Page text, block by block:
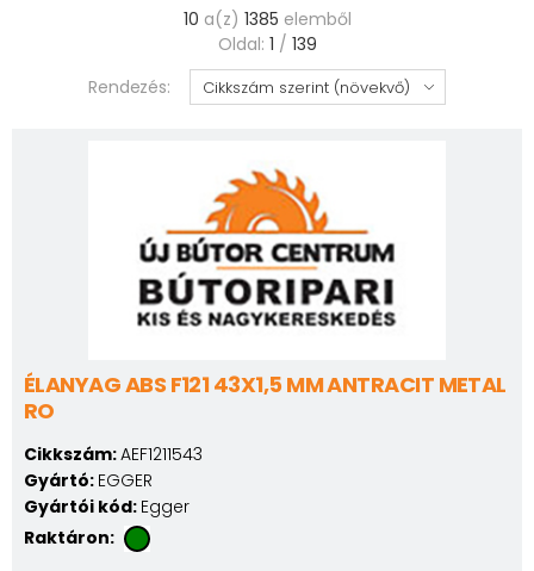
10 a(z) 1385 elemből
Oldal: 1 / 139
Rendezés:
ÉLANYAG ABS F121 43X1,5 MM ANTRACIT METAL
RO
Cikkszám:AEF1211543
Gyártó: EGGER
Gyártói kód: Egger
Raktáron: